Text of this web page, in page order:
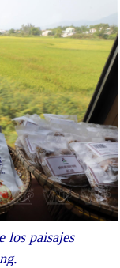
los paisajes